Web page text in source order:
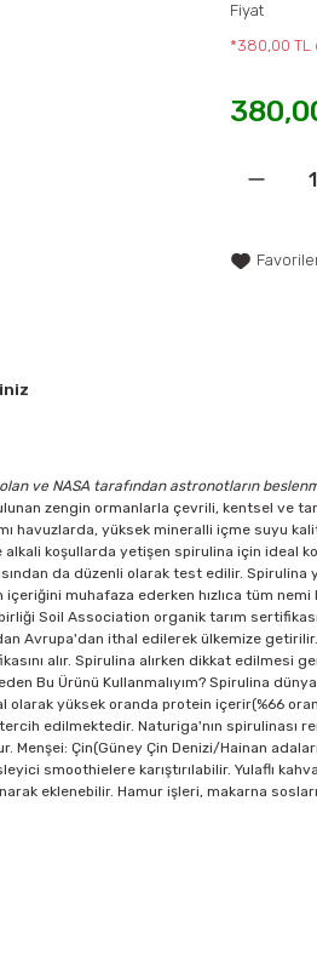
Fiyat
*380,00 TL
ve NASA tarafından astronotların
zengin ormanlarla çevrili, kentsel ve
havuzlarda, yüksek mineralli içme suyu
alkali koşullarda yetişen spirulina için
da düzenli olarak test edilir.
içeriğini muhafaza ederken hızlıca tüm
Soil Association organik tarım
Avrupa'dan ithal edilerek ülkemize
alır. Spirulina alırken dikkat
Bu Ürünü Kullanmalıyım? Spirulina
yüksek oranda protein içerir(%66
edilmektedir. Naturiga'nın
Çin(Güney Çin Denizi/Hainan
smoothielere karıştırılabilir. Yulaflı
eklenebilir. Hamur işleri, makarna